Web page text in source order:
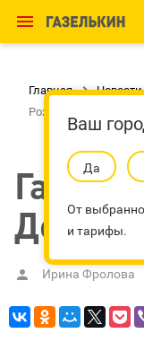

Главная  Новости
Рождения!
День
 Ирина Фролова
Ваш
Да
От
и тарифы.